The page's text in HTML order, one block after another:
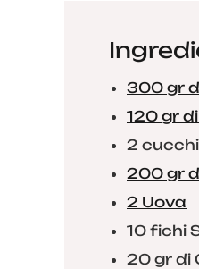
300 gr
120 gr
2
200 gr
2 Uova
10 fichi
20 gr di